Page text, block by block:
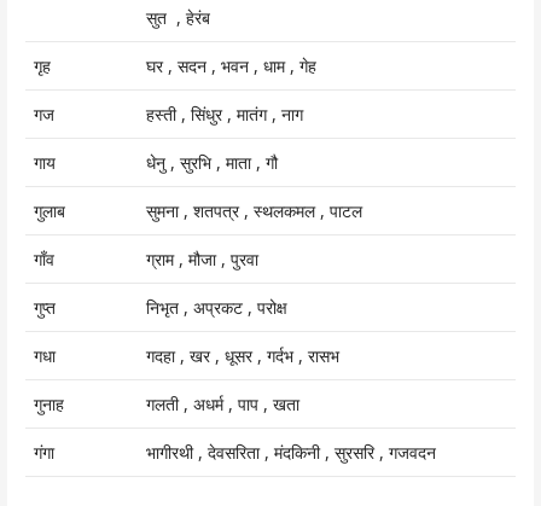
सुत , हेरंब
गृह घर , सदन , भवन , धाम , गेह
गज हस्ती , सिंधुर , मातंग , नाग
गाय धेनु , सुरभि , माता , गौ
गुलाब सुमना , शतपत्र , स्थलकमल , पाटल
गाँव ग्राम , मौजा , पुरवा
गुप्त निभृत , अप्रकट , परोक्ष
गधा गदहा , खर , धूसर , गर्दभ , रासभ
गुनाह गलती , अधर्म , पाप , खता
गंगा भागीरथी , देवसरिता , मंदकिनी , सुरसरि , गजवदन